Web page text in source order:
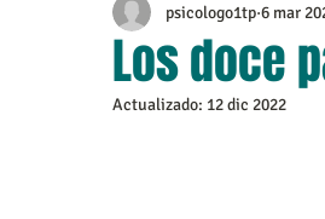
Sexualidad Tanatología
Adolescencia Trabajo
Los doce
psicologo1tp 6 mar
Actualizado: 12 dic 2022